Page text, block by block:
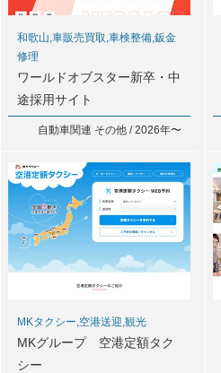
和歌山,車販売買取,車検整備,鈑金
修理
ワールドオブスター新卒・中
途採用サイト
自動車関連 その他 / 2026年〜
MKタクシー,空港送迎,観光
MKグループ 空港定額タク
シー